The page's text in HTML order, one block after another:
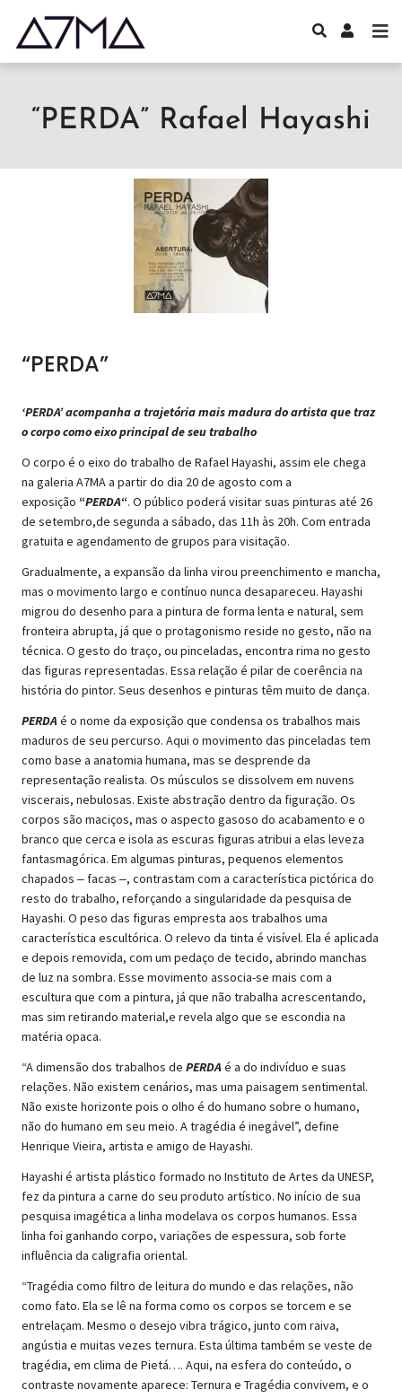
“PERDA” Rafael Hayashi
“PERDA”
‘PERDA’ acompanha a trajetória mais madura do artista que traz
o corpo como eixo principal de seu trabalho
O corpo é o eixo do trabalho de Rafael Hayashi, assim ele chega
na galeria A7MA a partir do dia 20 de agosto com a
exposição “PERDA“. O público poderá visitar suas pinturas até 26
de setembro,de segunda a sábado, das 11h às 20h. Com entrada
gratuita e agendamento de grupos para visitação.
Gradualmente, a expansão da linha virou preenchimento e mancha,
mas o movimento largo e contínuo nunca desapareceu. Hayashi
migrou do desenho para a pintura de forma lenta e natural, sem
fronteira abrupta, já que o protagonismo reside no gesto, não na
técnica. O gesto do traço, ou pinceladas, encontra rima no gesto
das figuras representadas. Essa relação é pilar de coerência na
história do pintor. Seus desenhos e pinturas têm muito de dança.
PERDAé o nome da exposição que condensa os trabalhos mais
maduros de seu percurso. Aqui o movimento das pinceladas tem
como base a anatomia humana, mas se desprende da
representação realista. Os músculos se dissolvem em nuvens
viscerais, nebulosas. Existe abstração dentro da figuração. Os
corpos são maciços, mas o aspecto gasoso do acabamento e o
branco que cerca e isola as escuras figuras atribui a elas leveza
fantasmagórica. Em algumas pinturas, pequenos elementos
chapados ‒ facas ‒, contrastam com a característica pictórica do
resto do trabalho, reforçando a singularidade da pesquisa de
Hayashi. O peso das figuras empresta aos trabalhos uma
característica escultórica. O relevo da tinta é visível. Ela é aplicada
e depois removida, com um pedaço de tecido, abrindo manchas
de luz na sombra. Esse movimento associa-se mais com a
escultura que com a pintura, já que não trabalha acrescentando,
mas sim retirando material,e revela algo que se escondia na
matéria opaca.
“A dimensão dos trabalhos de PERDAé a do indivíduo e suas
relações. Não existem cenários, mas uma paisagem sentimental.
Não existe horizonte pois o olho é do humano sobre o humano,
não do humano em seu meio. A tragédia é inegável”, define
Henrique Vieira, artista e amigo de Hayashi.
Hayashi é artista plástico formado no Instituto de Artes da UNESP,
fez da pintura a carne do seu produto artístico. No início de sua
pesquisa imagética a linha modelava os corpos humanos. Essa
linha foi ganhando corpo, variações de espessura, sob forte
influência da caligrafia oriental.
“Tragédia como filtro de leitura do mundo e das relações, não
como fato. Ela se lê na forma como os corpos se torcem e se
entrelaçam. Mesmo o desejo vibra trágico, junto com raiva,
angústia e muitas vezes ternura. Esta última também se veste de
tragédia, em clima de Pietá…. Aqui, na esfera do conteúdo, o
contraste novamente aparece: Ternura e Tragédia convivem, e o